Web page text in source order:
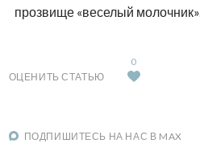
прозвище «веселый молочник».
ОЦЕНИТЬ СТАТЬЮ
0
ПОДПИШИТЕСЬ НА НАС В MAX